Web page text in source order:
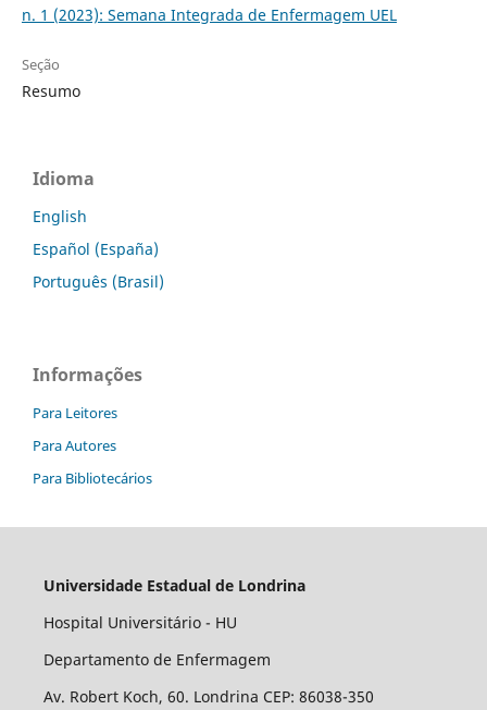
n. 1 (2023): Semana Integrada de Enfermagem UEL
Seção
Resumo
Idioma
English
Español (España)
Português (Brasil)
Informações
Para Leitores
Para Autores
Para Bibliotecários
Universidade Estadual de Londrina
Hospital Universitário - HU
Departamento de Enfermagem
Av. Robert Koch, 60. Londrina CEP: 86038-350